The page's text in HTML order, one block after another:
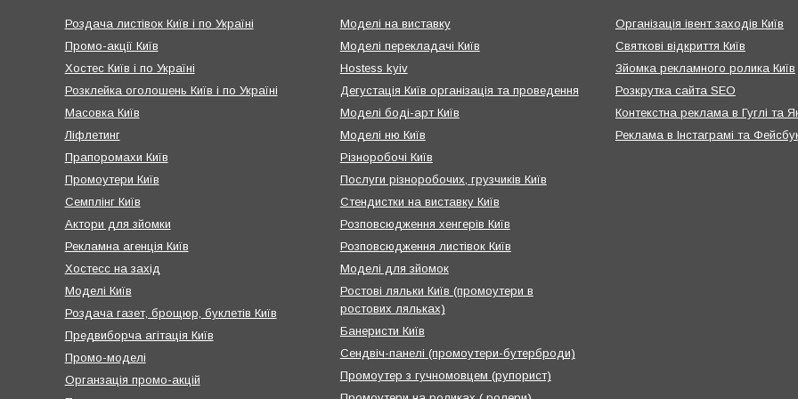
Роздача листівок Київ і по Україні
Промо-акції Київ
Хостес Київ і по Україні
Розклейка оголошень Київ і по Україні
Масовка Київ
Ліфлетинг
Прапоромахи Київ
Промоутери Київ
Семплінг Київ
Актори для зйомки
Рекламна агенція Київ
Хостесс на захід
Моделі Київ
Роздача газет, брощюр, буклетів Київ
Предвиборча агітація Київ
Промо-моделі
Органзація промо-акцій
Моделі на виставку
Моделі перекладачі Київ
Hostess kyiv
Дегустація Київ організація та проведення
Моделі боді-арт Київ
Моделі ню Київ
Різноробочі Київ
Послуги різноробочих, грузчиків Київ
Стендистки на виставку Київ
Розповсюдження хенгерів Київ
Розповсюдження листівок Київ
Моделі для зйомок
Ростові ляльки Київ (промоутери в
ростових ляльках)
Банеристи Київ
Сендвіч-панелі (промоутери-бутерброди)
Промоутер з гучномовцем (рупорист)
Організація івент заходів Київ
Святкові відкриття Київ
Зйомка рекламного ролика Київ
Розкрутка сайта SEO
Контекстна реклама в Гуглі та
Реклама в Інстаграмі та